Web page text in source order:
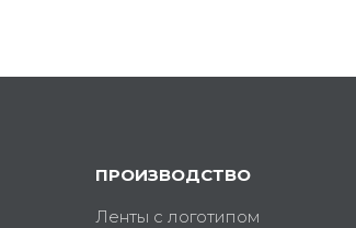
ПРОИЗВОДСТВО
Ленты с логотипом